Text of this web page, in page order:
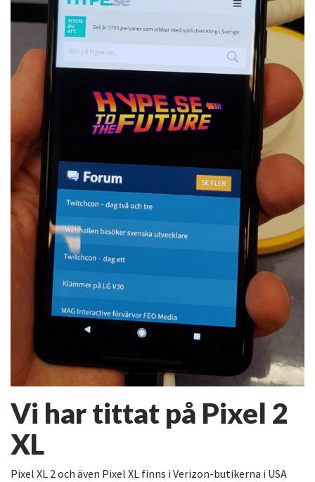
Vi har tittat på Pixel 2
XL
Pixel XL 2 och även Pixel XL finns i Verizon-butikerna i USA